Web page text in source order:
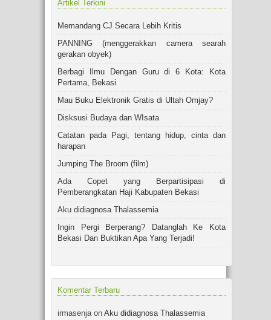
Artikel Terkini
Memandang CJ Secara Lebih Kritis
PANNING (menggerakkan camera searah
gerakan obyek)
Berbagi Ilmu Dengan Guru di 6 Kota: Kota
Pertama, Bekasi
Mau Buku Elektronik Gratis di Ultah Omjay?
Disksusi Budaya dan WIsata
Catatan pada Pagi, tentang hidup, cinta dan
harapan
Jumping The Broom (film)
Ada Copet yang Berpartisipasi di
Pemberangkatan Haji Kabupaten Bekasi
Aku didiagnosa Thalassemia
Ingin Pergi Berperang? Datanglah Ke Kota
Bekasi Dan Buktikan Apa Yang Terjadi!
Komentar Terbaru
irmasenja on Aku didiagnosa Thalassemia